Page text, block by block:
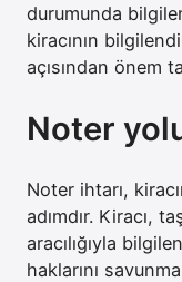
durumunda
kiracının
açısından önem
Noter
Noter ihtarı,
adımdır. Kiracı,
aracılığıyla
haklarını